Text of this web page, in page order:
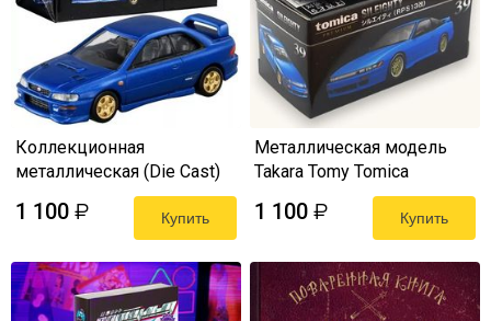
Коллекционная
металлическая (Die Cast)
модель Takara Tomy
Premium - Subaru Impreza
1 100 ₽ Купить
Металлическая модель
Takara Tomy Tomica
Premium - Nissan Sileighty
(RPS 13), 1:62
1 100 ₽ Купить